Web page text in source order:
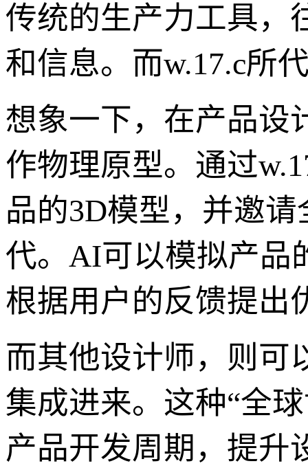
传统的生产力工具，
和信息。而w.17.c所
想象一下，在产品设
作物理原型。通过
品的3D模型，并邀
代。AI可以模拟产品
根据用户的反馈提出
而其他设计师，则可
集成进来。这种“全
产品开发周期，提升